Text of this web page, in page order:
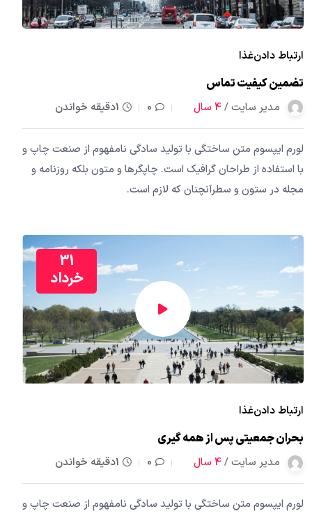
ارتباط دادنغذا
تضمین کیفیت تماس
مدیر سایت /4 سال 0 1دقیقه خواندن
لورم ایپسوم متن ساختگی با تولید سادگی نامفهوم از صنعت چاپ و
با استفاده از طراحان گرافیک است. چاپگرها و متون بلکه روزنامه و
مجله در ستون و سطرآنچنان که لازم است.
31
خرداد
ارتباط دادنغذا
بحران جمعیتی پس از همه گیری
مدیر سایت /4 سال 0 1دقیقه خواندن
لورم ایپسوم متن ساختگی با تولید سادگی نامفهوم از صنعت چاپ و